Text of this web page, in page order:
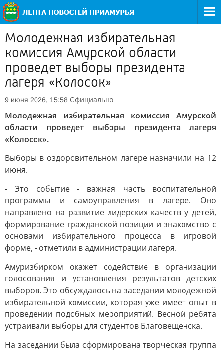
Молодежная избирательная
комиссия Амурской области
проведет выборы президента
лагеря «Колосок»
9 июня 2026, 15:58 Официально
Молодежная избирательная комиссия Амурской
области проведет выборы президента лагеря
«Колосок».
Выборы в оздоровительном лагере назначили на 12
июня.
- Это событие - важная часть воспитательной
программы и самоуправления в лагере. Оно
направлено на развитие лидерских качеств у детей,
формирование гражданской позиции и знакомство с
основами избирательного процесса в игровой
форме, - отметили в администрации лагеря.
Амуризбирком окажет содействие в организации
голосования и установления результатов детских
выборов. Это обсуждалось на заседании молодежной
избирательной комиссии, которая уже имеет опыт в
проведении подобных мероприятий. Весной ребята
устраивали выборы для студентов Благовещенска.
На заседании была сформирована творческая группа